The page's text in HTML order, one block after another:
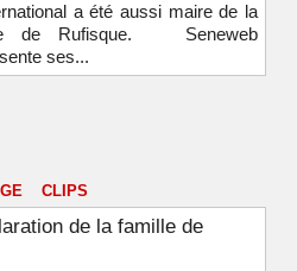
a été aussi maire de la
de Rufisque. Seneweb
ses...
CLIPS
de la famille de